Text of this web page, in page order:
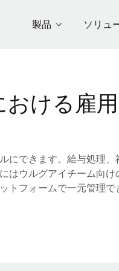
製品 ソリュ
ける雇
にできます。給与処理、
はウルグアイチーム向け
トフォームで一元管理で